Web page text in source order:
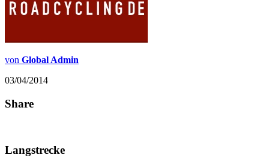
von Global Admin
03/04/2014
Share
Langstrecke